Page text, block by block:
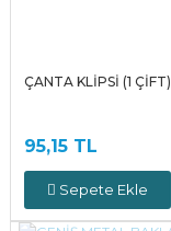
ÇANTA KLİPSİ (1 ÇİFT)
95,15 TL
Sepete Ekle